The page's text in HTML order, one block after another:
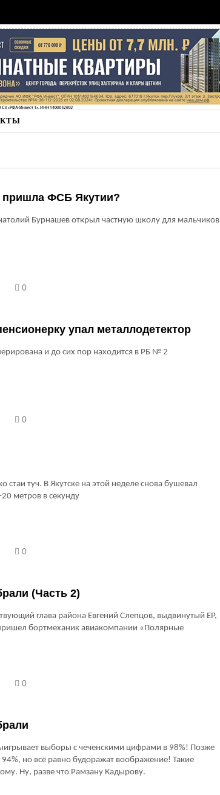
пришла ФСБ Якутии?
Бурнашев открыл частную школу для мальчиков
0
упал металлодетектор
и до сих пор находится в РБ № 2
0
туч. В Якутске на этой неделе снова бушевал
метров в секунду
0
(Часть 2)
глава района Евгений Слепцов, выдвинутый ЕР,
бортмеханик авиакомпании «Полярные
0
выборы с чеченскими цифрами в 98%! Позже
но всё равно будоражат воображение! Такие
Ну, разве что Рамзану Кадырову.